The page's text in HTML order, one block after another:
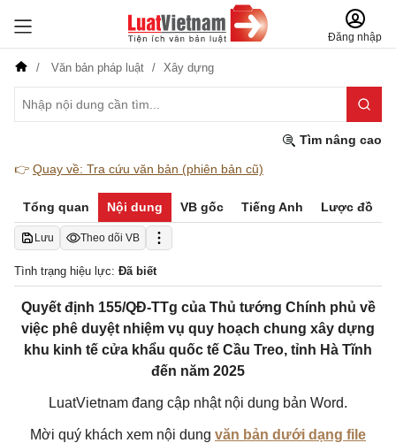
Đăng nhập
Văn bản pháp luật Xây dựng
Tìm nâng cao
👉 Quay về: Tra cứu văn bản (phiên bản cũ)
Tổng quan Nội dung VB gốc Tiếng Anh Lược đồ
Lưu Theo dõi VB
Tình trạng hiệu lực: Đã biết
Quyết định 155/QĐ-TTg của Thủ tướng Chính phủ về
việc phê duyệt nhiệm vụ quy hoạch chung xây dựng
khu kinh tế cửa khẩu quốc tế Cầu Treo, tỉnh Hà Tĩnh
đến năm 2025
LuatVietnam đang cập nhật nội dung bản Word.
Mời quý khách xem nội dung văn bản dưới dạng file